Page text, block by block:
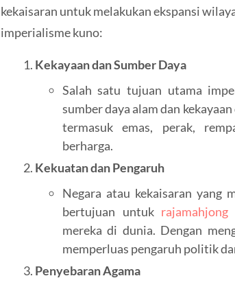
kekaisaran untuk melakukan ekspansi
imperialisme kuno:
Kekayaan dan Sumber Daya
Salah satu tujuan utama
sumber daya alam dan
termasuk emas, perak,
berharga.
Kekuatan dan Pengaruh
Negara atau kekaisaran yang
bertujuan untuk rajamahjong
mereka di dunia. Dengan
memperluas pengaruh politik
Penyebaran Agama